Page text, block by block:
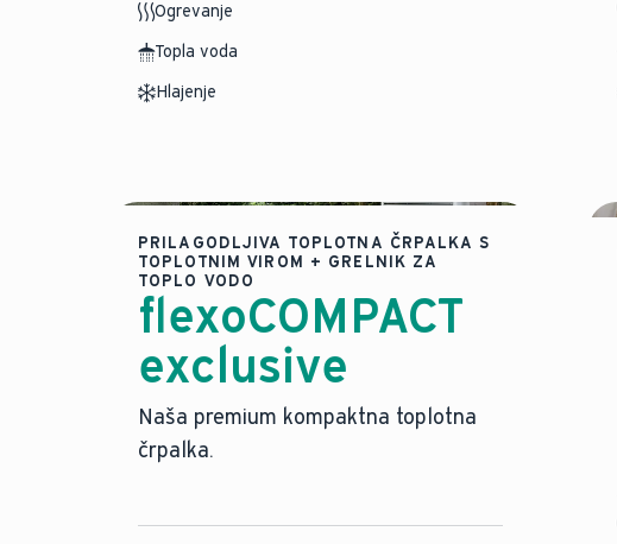
Ogrevanje
Topla voda
Hlajenje
PRILAGODLJIVA TOPLOTNA ČRPALKA S
TOPLOTNIM VIROM + GRELNIK ZA
TOPLO VODO
flexoCOMPACT
exclusive
Naša premium kompaktna toplotna
črpalka.